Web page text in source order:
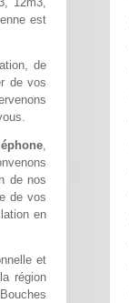
est
de
de vos
,
de nos
de vos
en
et
région